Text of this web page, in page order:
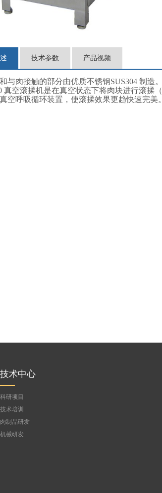
技术参数 产品视频
与肉接触的部分由优质不锈钢SUS304 制造。
真空滚揉机是在真空状态下将肉块进行滚揉
空呼吸循环装置，使滚揉效果更趋快速完
技术中心
科研项目
技术培训
肉制品研发
机械研发